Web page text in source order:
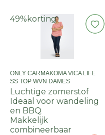
49% korting
ONLY CARMAKOMA VICA LIFE
SS TOP WVN DAMES
Luchtige zomerstof
Ideaal voor wandeling
en BBQ
Makkelijk
combineerbaar